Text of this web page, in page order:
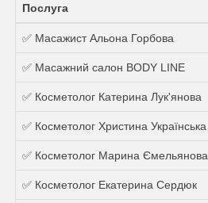
Послуга
✅ Масажист Альона Горбова
✅ Масажний салон BODY LINE
✅ Косметолог Катерина Лук'янова
✅ Косметолог Христина Українська
✅ Косметолог Марина Ємельянова
✅ Косметолог Екатерина Сердюк